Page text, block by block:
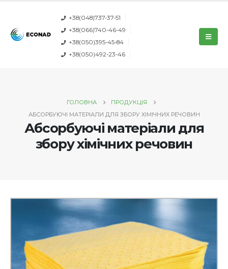
+38(048)737-37-51
+38(066)740-46-49
+38(050)395-45-84
+38(050)492-23-46
ГОЛОВНА
ПРОДУКЦІЯ
АБСОРБУЮЧІ МАТЕРІАЛИ ДЛЯ ЗБОРУ ХІМІЧНИХ РЕЧОВИН
Абсорбуючі матеріали для
збору хімічних речовин